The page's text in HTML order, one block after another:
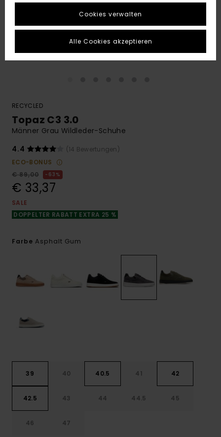
RECYCLED
Topaz C3 3.0
Männer Grau Wildleder-Schuhe
4.4
(14 Bewertungen)
ECO-BONUS
€ 89,00
63%
€ 33,37
SALE
DOPPELTER RABATT EXTRA 25 %
Farbe Asphalt Gum
39 40 40.5 41 42
42.5 43 44 44.5 45
46 47
Cookies verwalten
Alle Cookies akzeptieren